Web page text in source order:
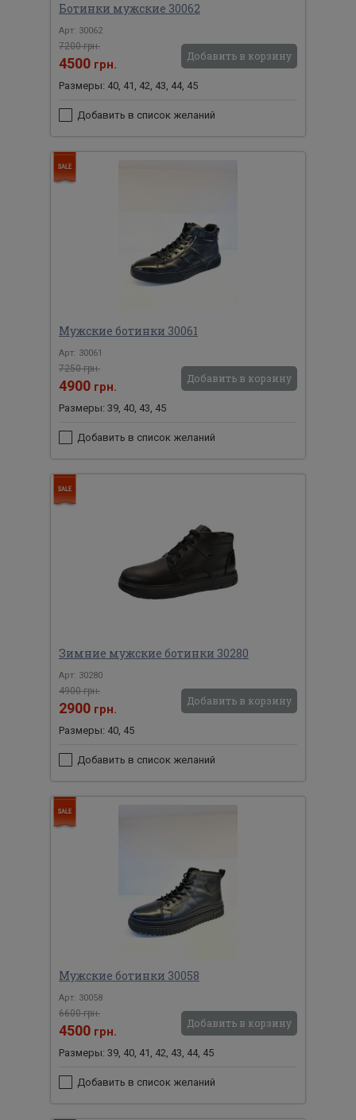
Ботинки мужские 30062
Арт: 30062
7200 грн.
4500 грн.
Добавить в корзину
Размеры: 40, 41, 42, 43, 44, 45
Добавить в список желаний
Мужские ботинки 30061
Арт: 30061
7250 грн.
4900 грн.
Добавить в корзину
Размеры: 39, 40, 43, 45
Добавить в список желаний
Зимние мужские ботинки 30280
Арт: 30280
4900 грн.
2900 грн.
Добавить в корзину
Размеры: 40, 45
Добавить в список желаний
Мужские ботинки 30058
Арт: 30058
6600 грн.
4500 грн.
Добавить в корзину
Размеры: 39, 40, 41, 42, 43, 44, 45
Добавить в список желаний